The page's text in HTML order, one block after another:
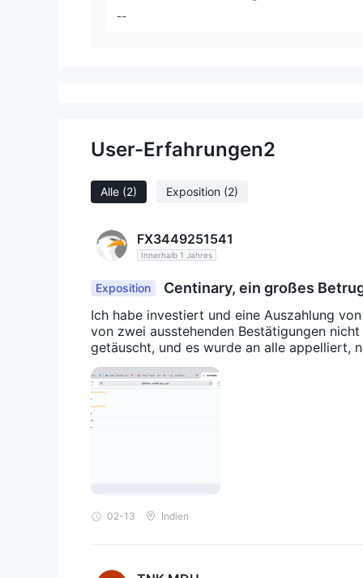
--
User-Erfahrungen2
Alle (2) Exposition (2)
FX3449251541
Innerhalb 1 Jahres
Exposition Centinary, ein großes
Ich habe investiert und eine Auszahlung
von zwei ausstehenden Bestätigungen
getäuscht, und es wurde an alle appelliert,
02-13 Indien